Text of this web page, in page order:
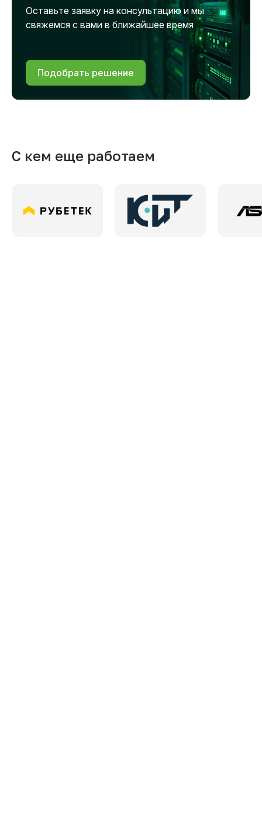
Оставьте заявку на консультацию и мы
свяжемся с вами в ближайшее время
Подобрать решение
С кем еще работаем